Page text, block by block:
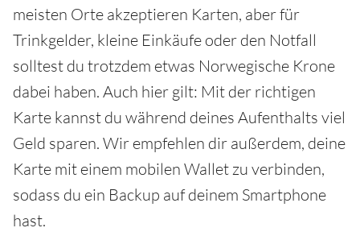
meisten Orte akzeptieren Karten, aber für
Trinkgelder, kleine Einkäufe oder den Notfall
solltest du trotzdem etwas Norwegische Krone
dabei haben. Auch hier gilt: Mit der richtigen
Karte kannst du während deines Aufenthalts viel
Geld sparen. Wir empfehlen dir außerdem, deine
Karte mit einem mobilen Wallet zu verbinden,
sodass du ein Backup auf deinem Smartphone
hast.